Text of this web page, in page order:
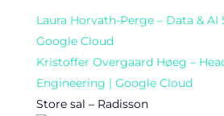
Laura Horvath-Perge – Data & AI
Google Cloud
Kristoffer Overgaard Høeg –
Engineering | Google Cloud
Store sal – Radisson